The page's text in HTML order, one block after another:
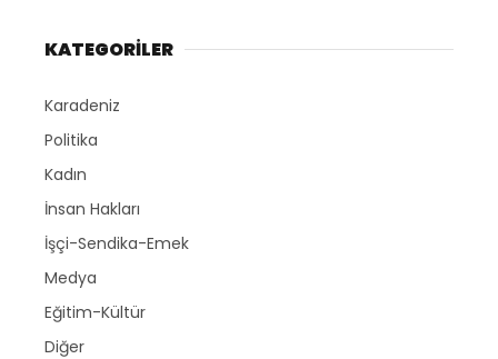
KATEGORİLER
Karadeniz
Politika
Kadın
İnsan Hakları
İşçi-Sendika-Emek
Medya
Eğitim-Kültür
Diğer